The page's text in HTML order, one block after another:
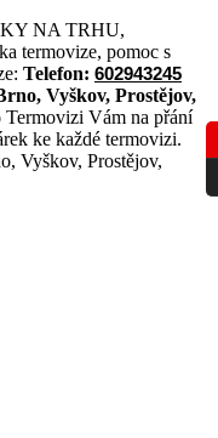
NA TRHU,
termovize, pomoc s
Telefon: 602943245
Vyškov, Prostějov,
Termovizi Vám na přání
ke každé termovizi.
Vyškov, Prostějov,